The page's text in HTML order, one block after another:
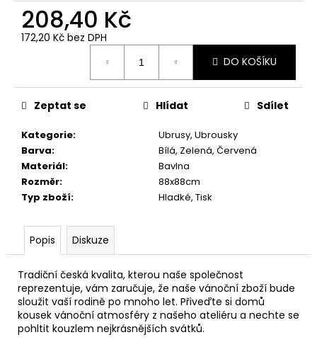
208,40 Kč
172,20 Kč bez DPH
DO KOŠÍKU
Kategorie:
Ubrusy, Ubrousky
Barva:
Bílá, Zelená, Červená
Materiál:
Bavlna
Rozměr:
88x88cm
Typ zboží: Hladké, Tisk
Zeptat se Hlídat Sdílet
Popis Diskuze
Tradiční česká kvalita, kterou naše společnost
reprezentuje, vám zaručuje, že naše vánoční zboží bude
sloužit vaší rodině po mnoho let. Přiveďte si domů
kousek vánoční atmosféry z našeho ateliéru a nechte se
pohltit kouzlem nejkrásnějších svátků.
o
u
j
e
e
RUČNÍK
MEDVÍDEK
SVĚTLE
28,5X50
66,10
Kč